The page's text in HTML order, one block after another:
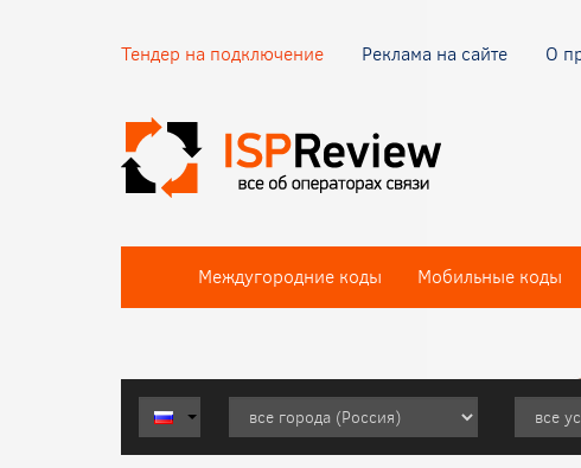
Тендер на подключение Реклама на сайте О
Междугородние коды Мобильные коды